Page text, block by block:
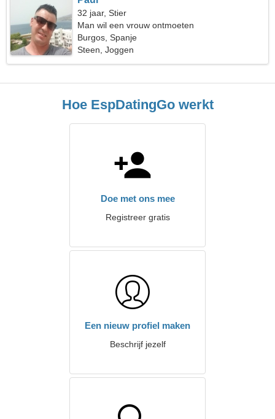
32 jaar, Stier
Man wil een vrouw ontmoeten
Burgos, Spanje
Steen, Joggen
Hoe EspDatingGo werkt
Doe met ons mee
Registreer gratis
Een nieuw profiel maken
Beschrijf jezelf